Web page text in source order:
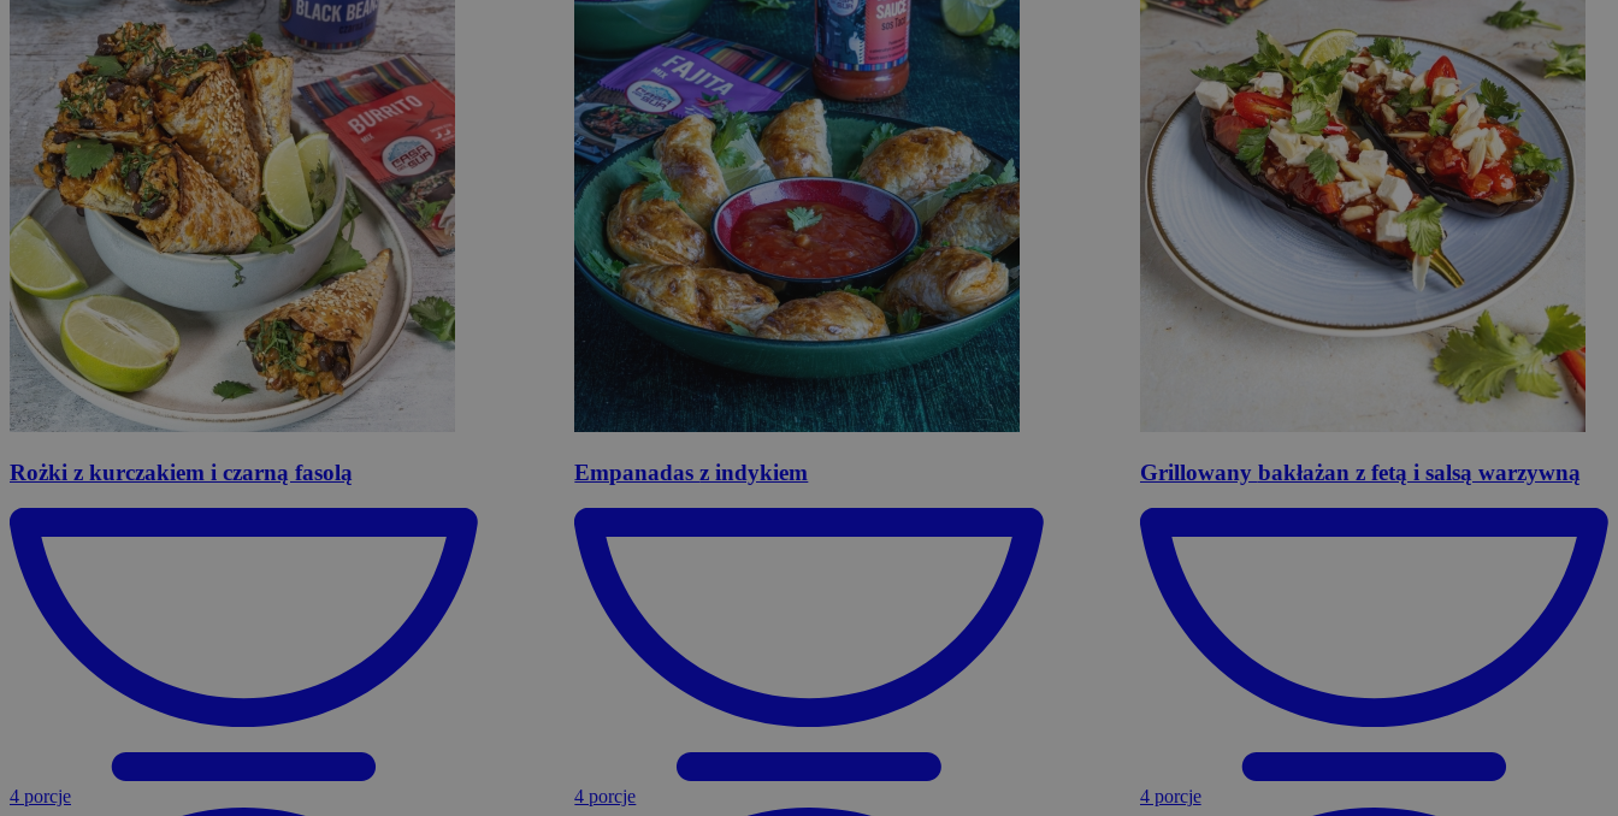
Rożki z kurczakiem i czarną fasolą
4 porcje
Empanadasz indykiem
4 porcje
Grillowany bakłażan z fetą i salsą warzywną
4 porcje